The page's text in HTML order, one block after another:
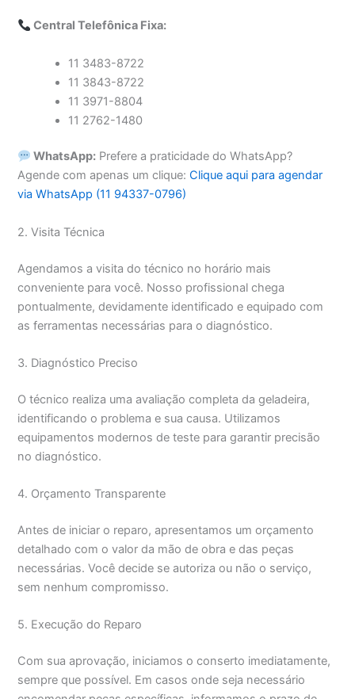
Central Telefônica Fixa:
11 3483-8722
11 3843-8722
11 3971-8804
11 2762-1480
WhatsApp: Prefere a praticidade do WhatsApp?
Agende com apenas um clique:Clique aqui para agendar
via WhatsApp (11 94337-0796)
2. Visita Técnica
Agendamos a visita do técnico no horário mais
conveniente para você. Nosso profissional chega
pontualmente, devidamente identificado e equipado com
as ferramentas necessárias para o diagnóstico.
3. Diagnóstico Preciso
O técnico realiza uma avaliação completa da geladeira,
identificando o problema e sua causa. Utilizamos
equipamentos modernos de teste para garantir precisão
no diagnóstico.
4. Orçamento Transparente
Antes de iniciar o reparo, apresentamos um orçamento
detalhado com o valor da mão de obra e das peças
necessárias. Você decide se autoriza ou não o serviço,
sem nenhum compromisso.
5. Execução do Reparo
Com sua aprovação, iniciamos o conserto imediatamente,
sempre que possível. Em casos onde seja necessário